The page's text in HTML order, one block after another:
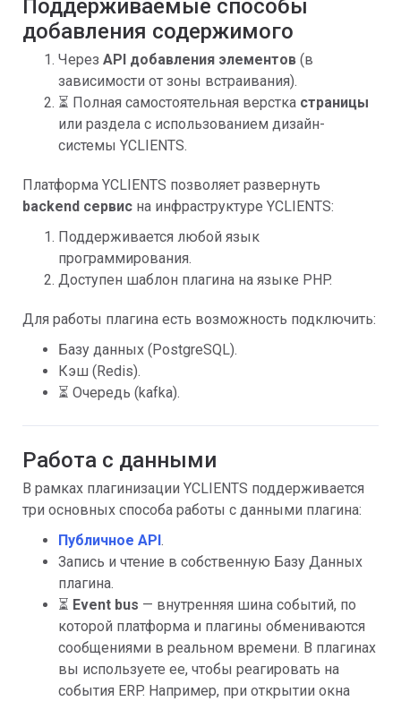
Поддерживаемые способы
добавления содержимого
Через API добавления элементов (в
зависимости от зоны встраивания).
⏳ Полная самостоятельная верстка страницы
или раздела с использованием дизайн-
системы YCLIENTS.
Платформа YCLIENTS позволяет развернуть
backend сервис на инфраструктуре YCLIENTS:
Поддерживается любой язык
программирования.
Доступен шаблон плагина на языке PHP.
Для работы плагина есть возможность подключить:
Базу данных (PostgreSQL).
Кэш (Redis).
⏳ Очередь (kafka).
Работа с данными
В рамках плагинизации YCLIENTS поддерживается
три основных способа работы с данными плагина:
Публичное API.
Запись и чтение в собственную Базу Данных
плагина.
⏳ Event bus — внутренняя шина событий, по
которой платформа и плагины обмениваются
сообщениями в реальном времени. В плагинах
вы используете ее, чтобы реагировать на
события ERP. Например, при открытии окна